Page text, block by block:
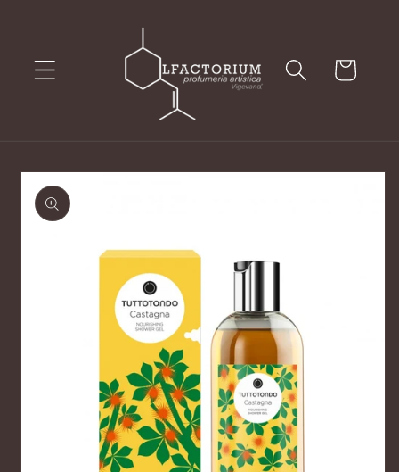
Carrello
Passa alle
informazioni
sul prodotto